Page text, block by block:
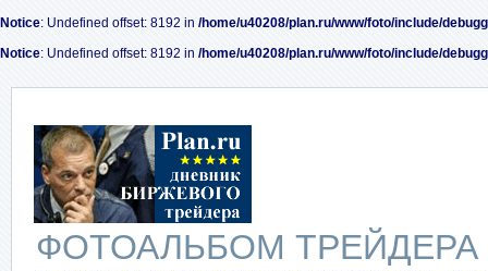
Notice: Undefined offset: 8192 in /home/u40208/plan.ru/www/foto/include/
Notice: Undefined offset: 8192 in /home/u40208/plan.ru/www/foto/include/
ФОТОАЛЬБОМ ТРЕЙДЕРА